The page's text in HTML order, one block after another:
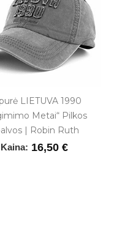
LIETUVA 1990
Metai“ Pilkos
| Robin Ruth
Kaina: 16,50 €